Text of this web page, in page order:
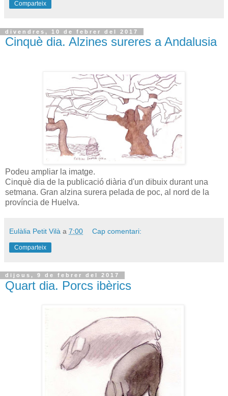
Comparteix
divendres, 10 de febrer del 2017
Cinquè dia. Alzines sureres a Andalusia
Podeu ampliar la imatge.
Cinquè dia de la publicació diària d'un dibuix durant una
setmana. Gran alzina surera pelada de poc, al nord de la
província de Huelva.
Eulàlia Petit Vilà a 7:00 Cap comentari:
Comparteix
dijous, 9 de febrer del 2017
Quart dia. Porcs ibèrics